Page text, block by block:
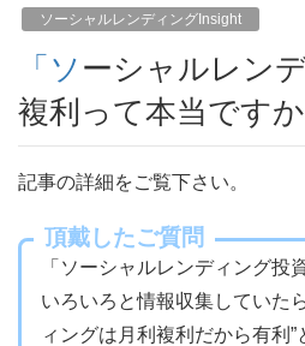
ソーシャルレンディングInsight
「ソーシャルレンディングは月利
複利って本当ですか
記事の詳細をご覧下さい。
頂戴したご質問
「ソーシャルレンディング投
いろいろと情報収集していた
ィングは月利複利だから有利